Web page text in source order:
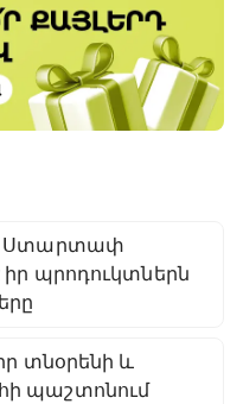
Ստարտափ
իր պրոդուկտներն
տնօրենի և
պաշտոնում